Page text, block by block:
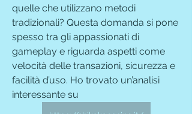
quelle che utilizzano metodi
tradizionali? Questa domanda si pone
spesso tra gli appassionati di
gameplay e riguarda aspetti come
velocità delle transazioni, sicurezza e
facilità d’uso. Ho trovato un’analisi
interessante su